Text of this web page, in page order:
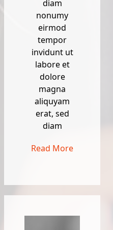
diam
nonumy
eirmod
tempor
invidunt ut
labore et
dolore
magna
aliquyam
erat, sed
diam
Read More